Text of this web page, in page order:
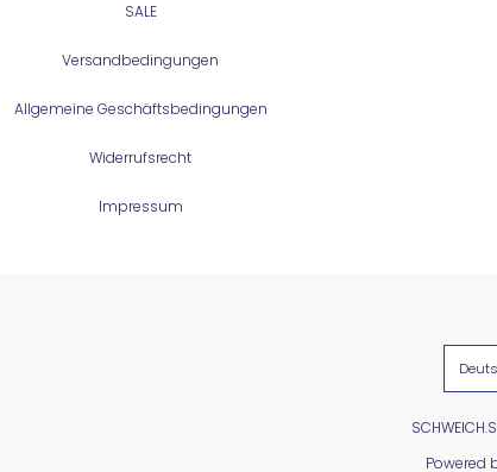
SALE
Versandbedingungen
Allgemeine Geschäftsbedingungen
Widerrufsrecht
Impressum
Powered